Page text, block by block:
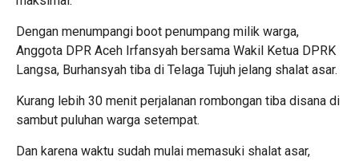
Dengan menumpangi boot penumpang milik warga,
Anggota DPR Aceh Irfansyah bersama Wakil Ketua DPRK
Langsa, Burhansyah tiba di Telaga Tujuh jelang shalat asar.
Kurang lebih 30 menit perjalanan rombongan tiba disana di
sambut puluhan warga setempat.
Dan karena waktu sudah mulai memasuki shalat asar,